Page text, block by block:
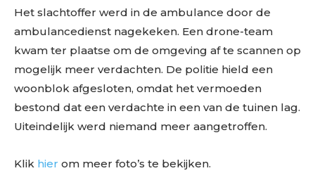
Het slachtoffer werd in de ambulance door de
ambulancedienst nagekeken. Een drone-team
kwam ter plaatse om de omgeving af te scannen op
mogelijk meer verdachten. De politie hield een
woonblok afgesloten, omdat het vermoeden
bestond dat een verdachte in een van de tuinen lag.
Uiteindelijk werd niemand meer aangetroffen.
Klik hier om meer foto’s te bekijken.